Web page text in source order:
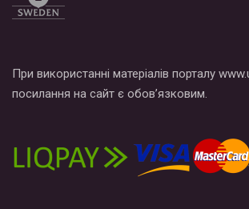
При використанні матеріалів порталу
посилання на сайт є обов’язковим.